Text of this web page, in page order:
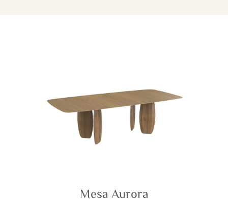
Mesa Aurora